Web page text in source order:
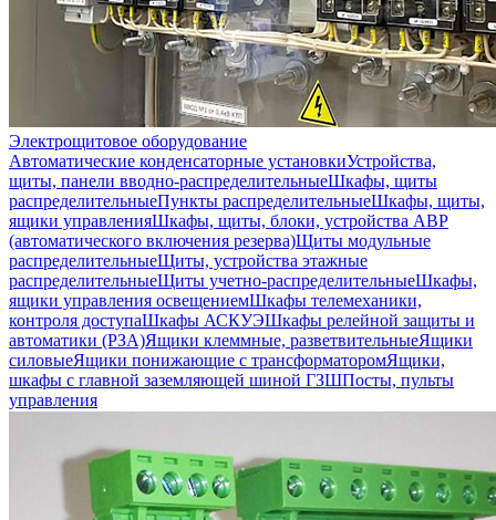
Электрощитовое оборудование
Автоматические конденсаторные установкиУстройства,
щиты, панели вводно-распределительныеШкафы, щиты
распределительныеПункты распределительныеШкафы, щиты,
ящики управленияШкафы, щиты, блоки, устройства АВР
(автоматического включения резерва)Щиты модульные
распределительныеЩиты, устройства этажные
распределительныеЩиты учетно-распределительныеШкафы,
ящики управления освещениемШкафы телемеханики,
контроля доступаШкафы АСКУЭШкафы релейной защиты и
автоматики (РЗА)Ящики клеммные, разветвительныеЯщики
силовыеЯщики понижающие с трансформаторомЯщики,
шкафы с главной заземляющей шиной ГЗШПосты, пульты
управления